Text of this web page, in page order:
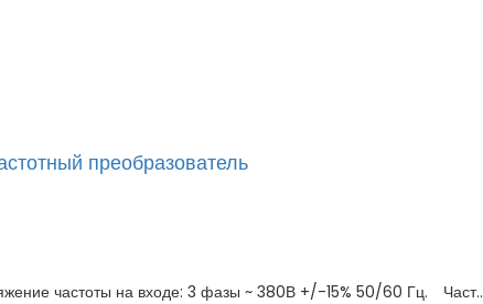
преобразователь
частоты на входе: 3 фазы ~ 380В +/-15% 50/60 Гц. Част..